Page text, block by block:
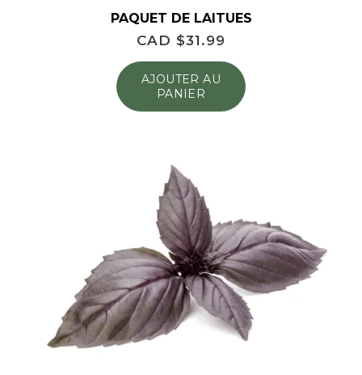
PAQUET DE LAITUES
CAD $31.99
AJOUTER AU
PANIER